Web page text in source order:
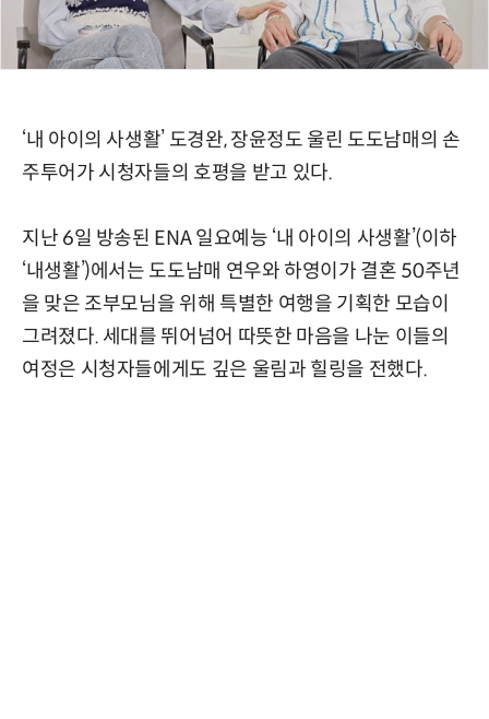
‘내 아이의 사생활’ 도경완, 장윤정도 울린 도도남매의 손
주투어가 시청자들의 호평을 받고 있다.
지난 6일 방송된 ENA 일요예능 ‘내 아이의 사생활’(이하
‘내생활’)에서는 도도남매 연우와 하영이가 결혼 50주년
을 맞은 조부모님을 위해 특별한 여행을 기획한 모습이
그려졌다. 세대를 뛰어넘어 따뜻한 마음을 나눈 이들의
여정은 시청자들에게도 깊은 울림과 힐링을 전했다.